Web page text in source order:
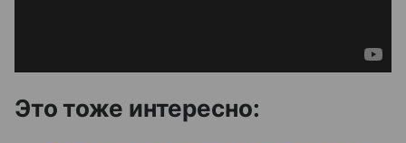
Это тоже интересно: